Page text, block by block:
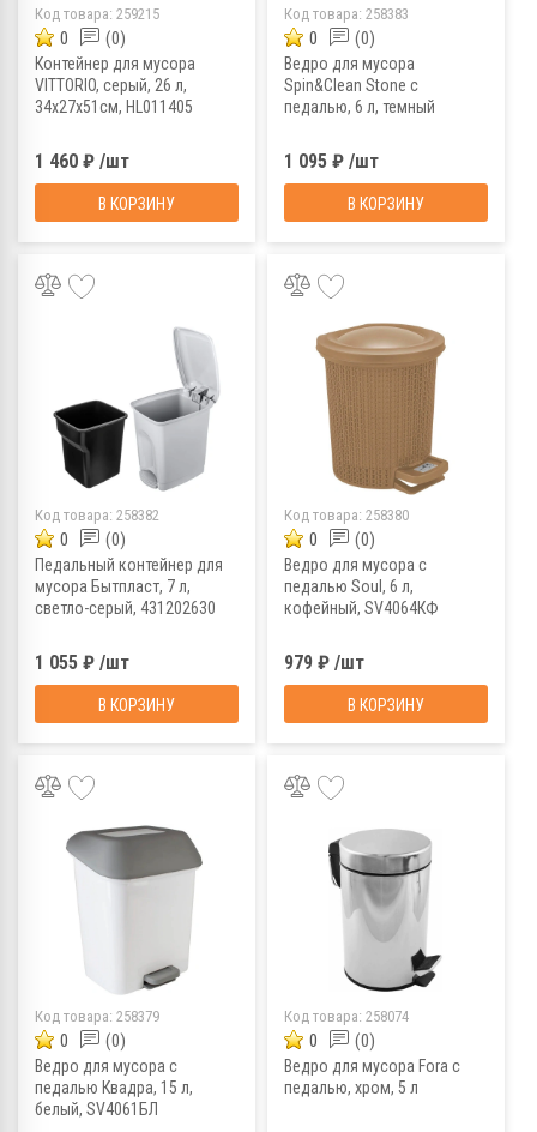
Код товара: 259215
0 (0)
Контейнер для мусора
VITTORIO, серый, 26 л,
34х27х51см, HL011405
1 460 ₽ /шт
В КОРЗИНУ
Код товара: 258383
0 (0)
Ведро для мусора
Spin&Clean Stone с
педалью, 6 л, темный
1 095 ₽ /шт
В КОРЗИНУ
Код товара: 258382
0 (0)
Педальный контейнер для
мусора Бытпласт, 7 л,
светло-серый, 431202630
1 055 ₽ /шт
В КОРЗИНУ
Код товара: 258380
0 (0)
Ведро для мусора с
педалью Soul, 6 л,
кофейный, SV4064КФ
979 ₽ /шт
В КОРЗИНУ
Код товара: 258379
0 (0)
Ведро для мусора с
педалью Квадра, 15 л,
белый, SV4061БЛ
Код товара: 258074
0 (0)
Ведро для мусора Fora с
педалью, хром, 5 л